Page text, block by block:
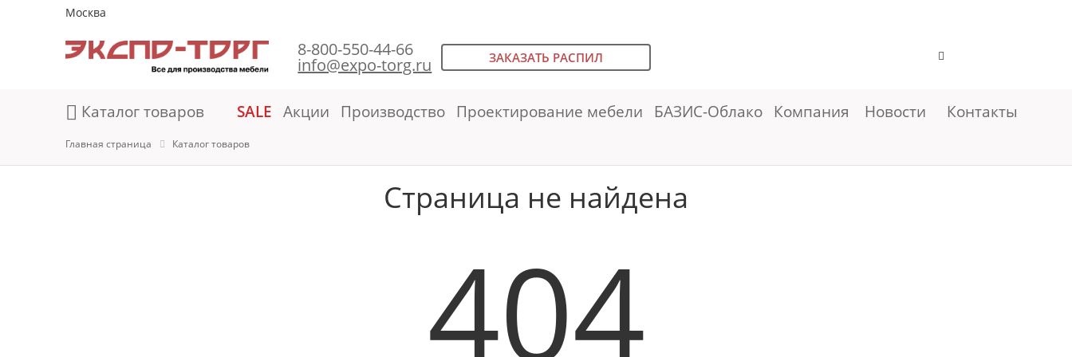
Москва
8-800-550-44-66
info@expo-torg.ru ЗАКАЗАТЬ РАСПИЛ
Каталог товаров SALE Акции Производство Проектирование мебели БАЗИС-Облако Компания Новости Контакты
Главная страница Каталог товаров
Страница не найдена
404